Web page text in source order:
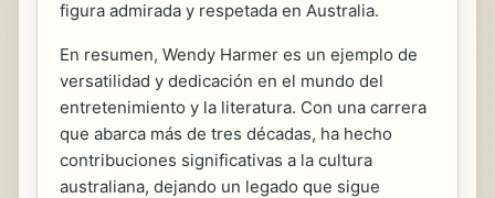
figura admirada y respetada en Australia.
En resumen, Wendy Harmer es un ejemplo de
versatilidad y dedicación en el mundo del
entretenimiento y la literatura. Con una carrera
que abarca más de tres décadas, ha hecho
contribuciones significativas a la cultura
australiana, dejando un legado que sigue